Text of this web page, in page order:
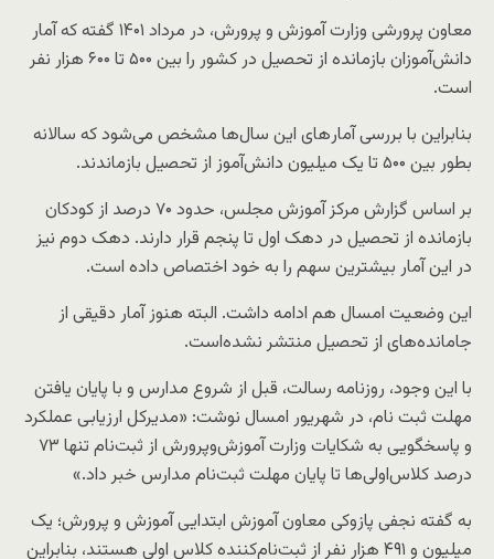
معاون پرورشی وزارت آموزش و پرورش، در مرداد ۱۴۰۱ گفته که آمار
دانش‌آموزان بازمانده از تحصیل در کشور را بین ۵۰۰ تا ۶۰۰ هزار نفر
است.
بنابراین با بررسی آمار‌های این سال‌ها مشخص می‌شود که سالانه
بطور بین ۵۰۰ تا یک میلیون دانش‌آموز از تحصیل بازماندند.
بر اساس گزارش مرکز آموزش مجلس، حدود ۷۰ درصد از کودکان
بازمانده از تحصیل در دهک اول تا پنجم قرار دارند. دهک دوم نیز
در این آمار بیشترین سهم را به خود اختصاص داده است.
این وضعیت امسال هم ادامه داشت. البته هنوز آمار دقیقی از
جامانده‌های از تحصیل منتشر نشده‌است.
با این وجود، روزنامه رسالت، قبل از شروع مدارس و با پایان یافتن
مهلت ثبت نام، در شهریور امسال نوشت: «مدیرکل ارزیابی عملکرد
و پاسخگویی به شکایات وزارت آموزش‌وپرورش از ثبت‌نام تنها ۷۳
درصد کلاس‌اولی‌ها تا پایان مهلت ثبت‌نام مدارس خبر داد.»
به گفته نجفی پازوکی معاون آموزش ابتدایی آموزش و پرورش؛ یک
میلیون و ۴۹۱ هزار نفر از ثبت‌نام‌کننده کلاس اولی هستند، بنابراین